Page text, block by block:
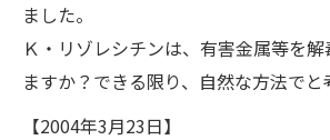
ました。
Ｋ・リゾレシチンは、有害金属等を
ますか？できる限り、自然な方法でと
【2004年3月23日】